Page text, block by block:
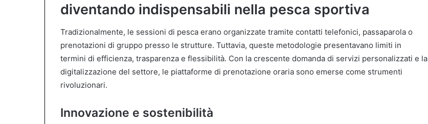
diventando indispensabili nella pesca sportiva
Tradizionalmente, le sessioni di pesca erano organizzate tramite contatti telefonici, passaparola o
prenotazioni di gruppo presso le strutture. Tuttavia, queste metodologie presentavano limiti in
termini di efficienza, trasparenza e flessibilità. Con la crescente domanda di servizi personalizzati e la
digitalizzazione del settore, le piattaforme di prenotazione oraria sono emerse come strumenti
rivoluzionari.
Innovazione e sostenibilità